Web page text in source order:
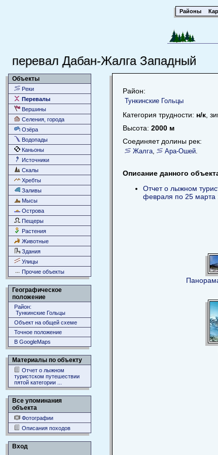
Районы
перевал Дабан-Жалга Западный
Объекты
Реки
Перевалы
Вершины
Селения, города
Озёра
Водопады
Каньоны
Источники
Скалы
Хребты
Заливы
Мысы
Острова
Пещеры
Растения
Животные
Здания
Улицы
Прочие объекты
Географическое
положение
Район:
Тункинские Гольцы
Объект на общей схеме
Точное положение
В GoogleMaps
Материалы по объекту
Отчет о лыжном
туристском путешествии
пятой категории ...
Все упоминания
объекта
Фотографии
Описания походов
Вход
Район:
Тункинские Гольцы
Категория трудности: н/к ,
Высота: 2000 м
Соединяет долины рек:
Жалга, Ара-Ошей.
Описание данного
Отчет о лыжном
февраля по 25 марта